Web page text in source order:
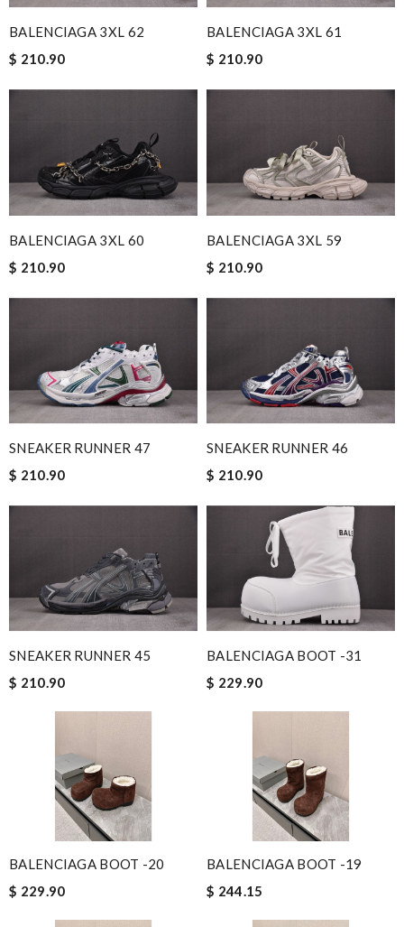
BALENCIAGA 3XL 62
$ 210.90
BALENCIAGA 3XL 61
$ 210.90
BALENCIAGA 3XL 60
$ 210.90
BALENCIAGA 3XL 59
$ 210.90
SNEAKER RUNNER 47
$ 210.90
SNEAKER RUNNER 46
$ 210.90
SNEAKER RUNNER 45
$ 210.90
BALENCIAGA BOOT -31
$ 229.90
BALENCIAGA BOOT -20
$ 229.90
BALENCIAGA BOOT -19
$ 244.15